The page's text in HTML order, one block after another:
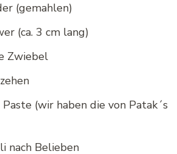
(gemahlen)
(ca. 3 cm lang)
Zwiebel
Paste (wir haben die von Patak´s
nach Belieben